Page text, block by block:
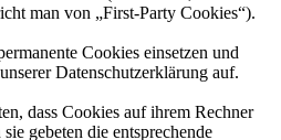
man von „First-Party Cookies“).
Cookies einsetzen und
Datenschutzerklärung auf.
dass Cookies auf ihrem Rechner
gebeten die entsprechende